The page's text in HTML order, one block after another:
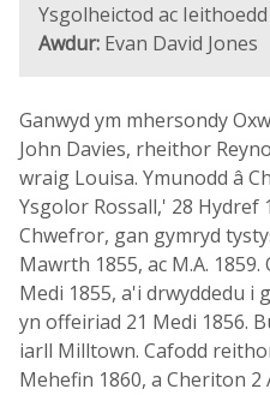
Ysgolheictod ac Ieithoedd
Awdur: Evan David Jones
Ganwyd ym mhersondy
John Davies, rheithor
wraig Louisa. Ymunodd â
Ysgolor Rossall,' 28 Hydref
Chwefror, gan gymryd
Mawrth 1855, ac M.A.
Medi 1855, a'i drwyddedu i
yn offeiriad 21 Medi 1856.
iarll Milltown. Cafodd
Mehefin 1860, a Cheriton 2